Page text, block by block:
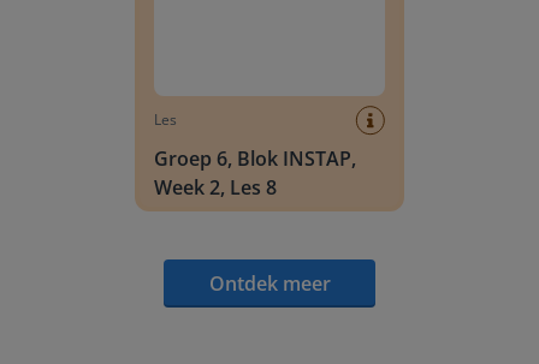
Les
Groep 6, Blok INSTAP,
Week 2, Les 8
Ontdek meer